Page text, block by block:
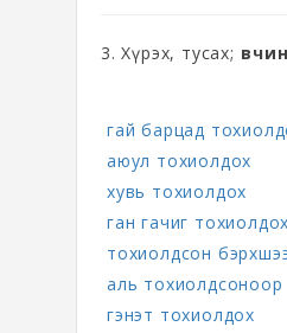
3. Хүрэх, тусах;
гай барцад
аюул тохиолдох
хувь тохиолдох
ган гачиг тохиолдох
тохиолдсон
аль тохиолдсоноор
гэнэт тохиолдох